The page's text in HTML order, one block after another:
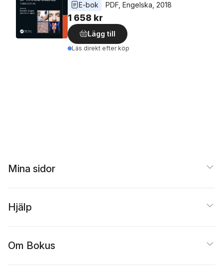
E-bok
PDF Engelska 2018
1 658 kr
Lägg till
Läs direkt efter köp
Mina sidor
Hjälp
Om Bokus